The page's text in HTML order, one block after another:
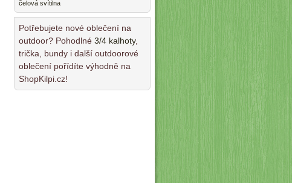
čelová svítilna
Potřebujete nové oblečení na
outdoor? Pohodlné 3/4 kalhoty,
trička, bundy i další outdoorové
oblečení pořídíte výhodně na
ShopKilpi.cz!